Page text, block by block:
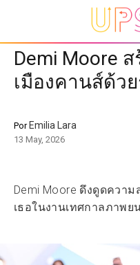
Demi Moore
เมืองคานส์ด้ว
Por Emilia Lara
13 May, 2026
Demi Moore ดึงดูดควา
เธอในงานเทศกาลภาพย